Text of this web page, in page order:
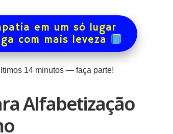
em um só lugar
com mais leveza
14minutos — faça parte!
Alfabetização